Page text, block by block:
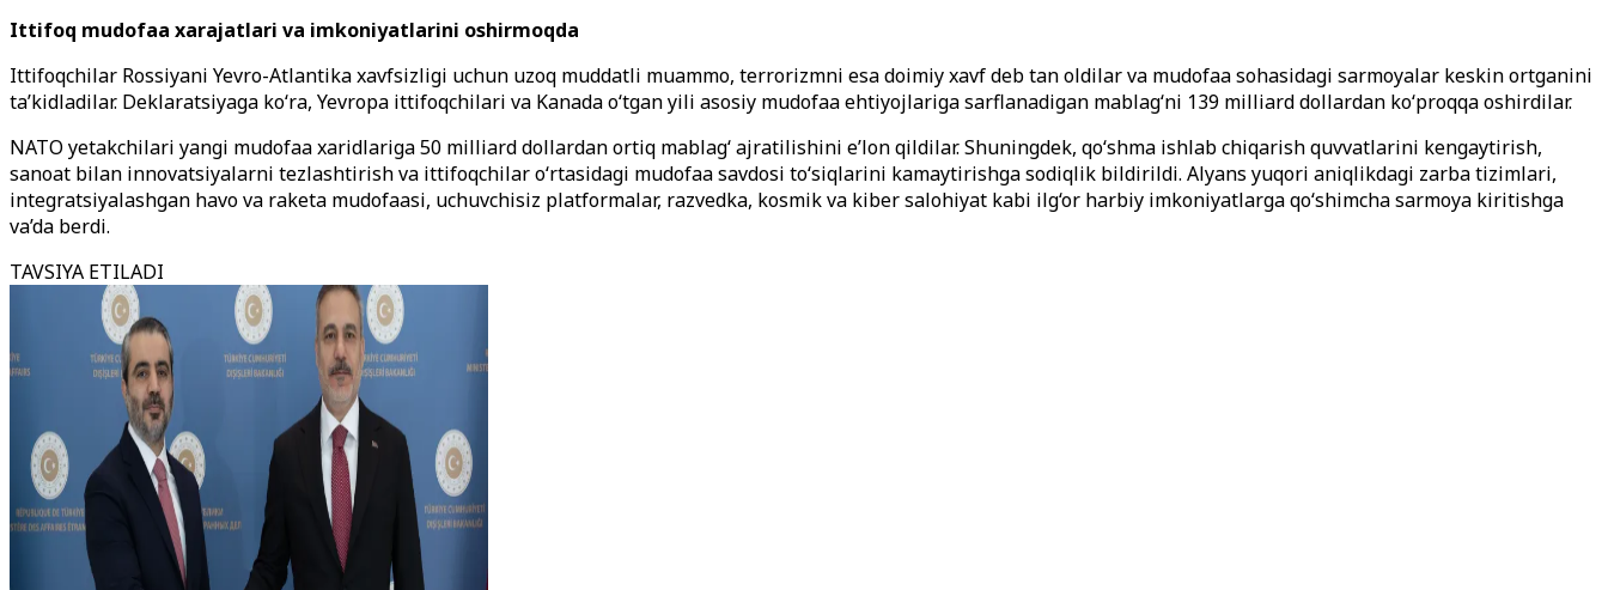
Ittifoq mudofaa xarajatlari va imkoniyatlarini oshirmoqda
Ittifoqchilar Rossiyani Yevro-Atlantika xavfsizligi uchun uzoq muddatli muammo, terrorizmni esa doimiy xavf deb tan oldilar va mudofaa sohasidagi sarmoyalar keskin ortganini
ta’kidladilar. Deklaratsiyaga ko‘ra, Yevropa ittifoqchilari va Kanada o‘tgan yili asosiy mudofaa ehtiyojlariga sarflanadigan mablag‘ni 139 milliard dollardan ko‘proqqa oshirdilar.
NATO yetakchilari yangi mudofaa xaridlariga 50 milliard dollardan ortiq mablag‘ ajratilishini e’lon qildilar. Shuningdek, qo‘shma ishlab chiqarish quvvatlarini kengaytirish,
sanoat bilan innovatsiyalarni tezlashtirish va ittifoqchilar o‘rtasidagi mudofaa savdosi to‘siqlarini kamaytirishga sodiqlik bildirildi. Alyans yuqori aniqlikdagi zarba tizimlari,
integratsiyalashgan havo va raketa mudofaasi, uchuvchisiz platformalar, razvedka, kosmik va kiber salohiyat kabi ilg‘or harbiy imkoniyatlarga qo‘shimcha sarmoya kiritishga
va’da berdi.
TAVSIYA ETILADI